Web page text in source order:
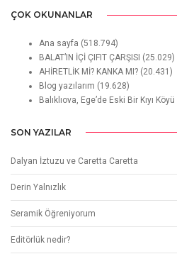
ÇOK OKUNANLAR
Ana sayfa (518.794)
BALAT’IN İÇİ ÇIFIT ÇARŞISI (25.029)
AHİRETLİK Mİ? KANKA MI? (20.431)
Blog yazılarım (19.628)
Balıklıova, Ege’de Eski Bir Kıyı Köyü
SON YAZILAR
Dalyan İztuzu ve Caretta Caretta
Derin Yalnızlık
Seramik Öğreniyorum
Editörlük nedir?